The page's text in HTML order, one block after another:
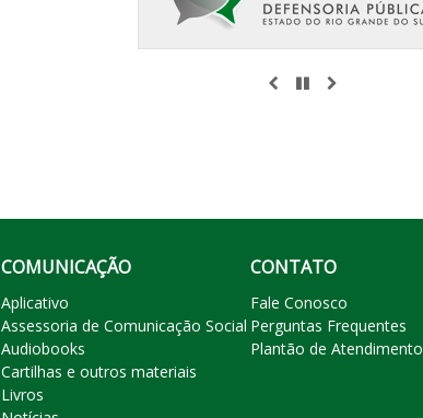
ANTERIOR
PAUSAR
COMUNICAÇÃO
Aplicativo
Assessoria de Comunicação Social
Audiobooks
Cartilhas e outros materiais
Livros
CONTATO
Fale Conosco
Perguntas Frequentes
Plantão de Atendimento